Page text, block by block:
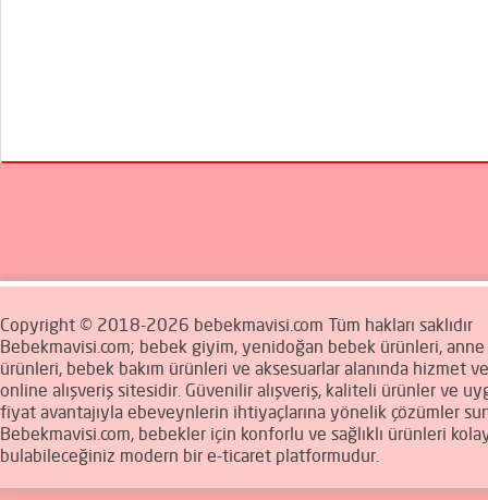
Copyright © 2018-2026 bebekmavisi.com Tüm hakları saklıdır
Bebekmavisi.com; bebek giyim, yenidoğan bebek ürünleri,
ürünleri, bebek bakım ürünleri ve aksesuarlar alanında hizmet
online alışveriş sitesidir. Güvenilir alışveriş, kaliteli ürünler ve
fiyat avantajıyla ebeveynlerin ihtiyaçlarına yönelik çözümler
Bebekmavisi.com, bebekler için konforlu ve sağlıklı ürünleri
bulabileceğiniz modern bir e-ticaret platformudur.